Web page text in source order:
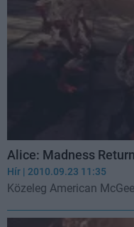
Alice: Madness
Hír | 2010.09.23 11:35
Közeleg American